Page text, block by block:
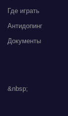
Где играть
Антидопинг
Документы
&nbsp;